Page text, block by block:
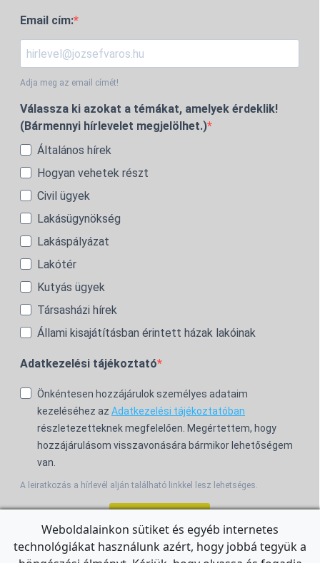
Email cím:
Adja meg az email címét!
Válassza ki azokat a témákat, amelyek érdeklik!
(Bármennyi hírlevelet megjelölhet.)
Általános hírek
Hogyan vehetek részt
Civil ügyek
Lakásügynökség
Lakáspályázat
Lakótér
Kutyás ügyek
Társasházi hírek
Állami kisajátításban érintett házak lakóinak
Adatkezelési tájékoztató
Önkéntesen hozzájárulok személyes adataim
kezeléséhez az Adatkezelési tájékoztatóban
részletezetteknek megfelelően. Megértettem, hogy
hozzájárulásom visszavonására bármikor lehetőségem
van.
A leiratkozás a hírlevél alján található linkkel lesz lehetséges.
For the English Newsletter, clickHERE.
Weboldalainkon sütiket és egyéb internetes
technológiákat használunk azért, hogy jobbá tegyük a